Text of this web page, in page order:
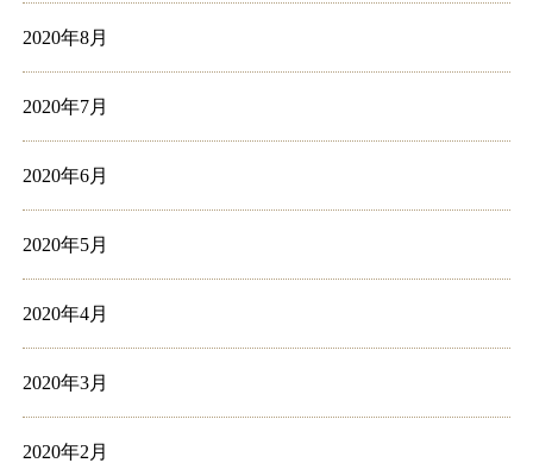
2020年8月
2020年7月
2020年6月
2020年5月
2020年4月
2020年3月
2020年2月